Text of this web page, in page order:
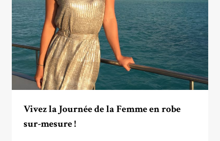
Vivez la Journée de la Femme en robe
sur-mesure !